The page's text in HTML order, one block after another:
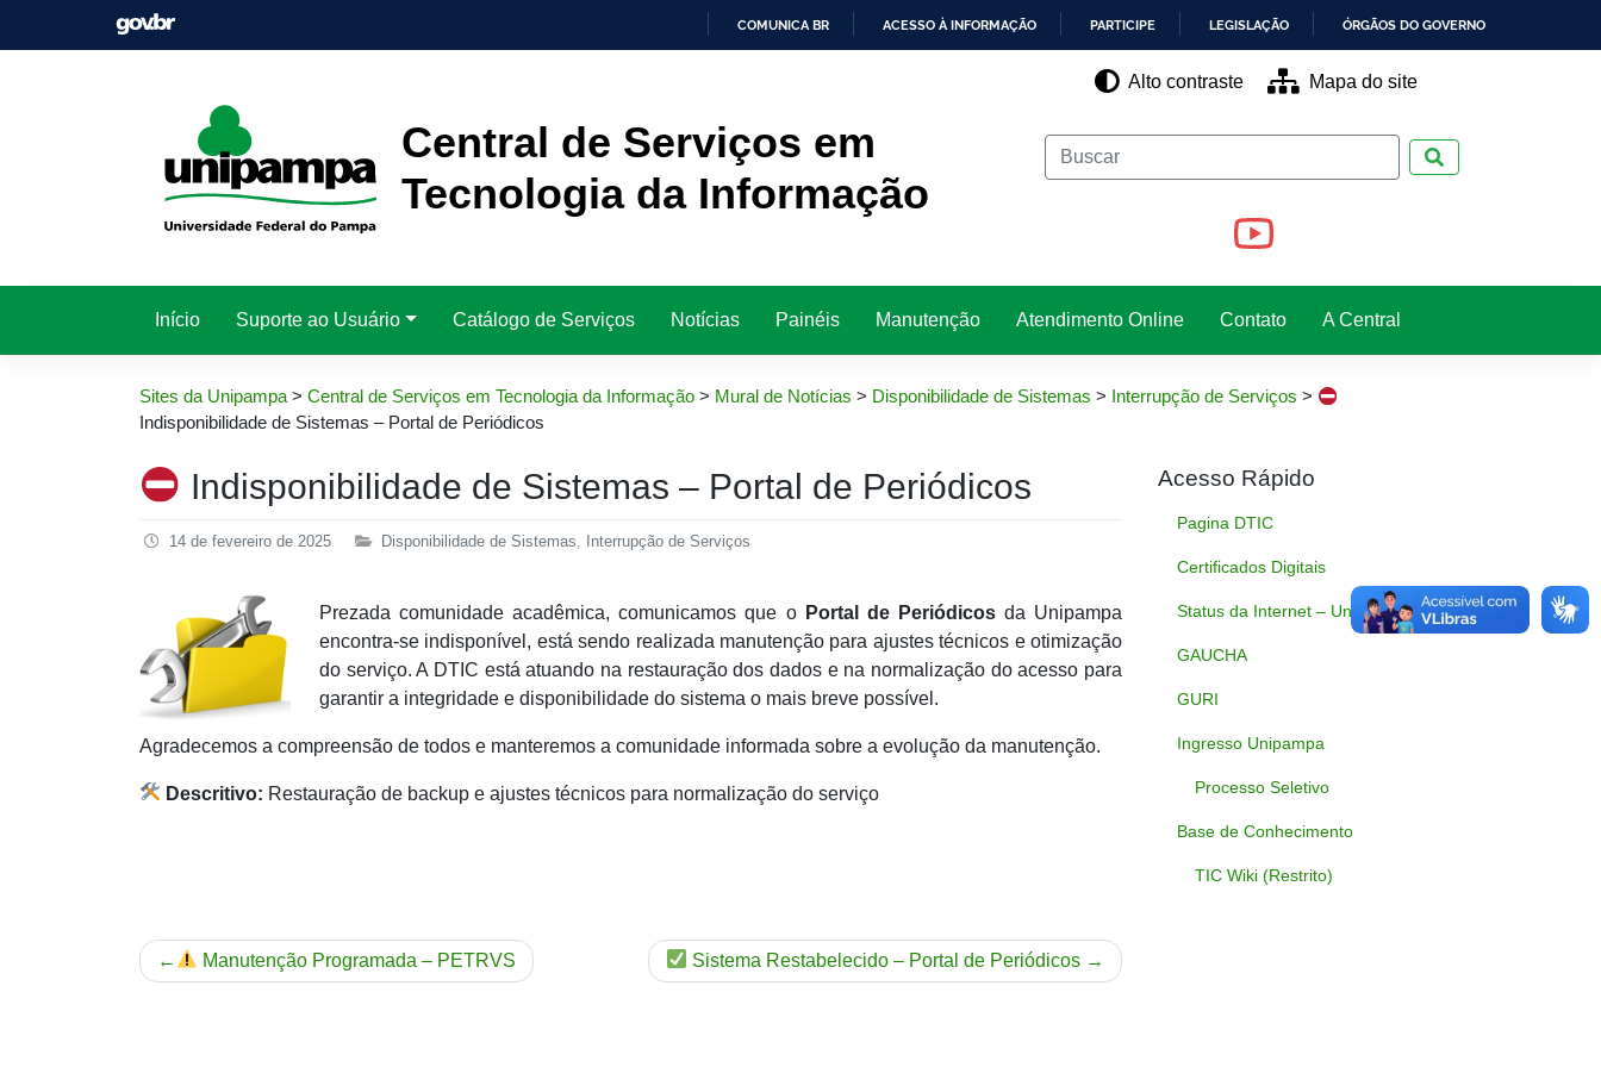
COMUNICA BR ACESSO À INFORMAÇÃO PARTICIPE LEGISLAÇÃO ÓRGÃOS DO GOVERNO
Central de Serviços em
Tecnologia da Informação
Alto contraste Mapa do site
Início Suporte ao Usuário Catálogo de Serviços Notícias Painéis Manutenção Atendimento Online Contato A Central
Sites da Unipampa> Central de Serviços em Tecnologia da Informação > Mural de Notícias > Disponibilidade de Sistemas > Interrupção de Serviços >
Indisponibilidade de Sistemas – Portal de Periódicos
Indisponibilidade de Sistemas – Portal de Periódicos
14 de fevereiro de 2025 Disponibilidade de Sistemas, Interrupção de Serviços
Prezada comunidade acadêmica, comunicamos que o Portal de Periódicosda Unipampa
encontra-se indisponível, está sendo realizada manutenção para ajustes técnicos e otimização
do serviço. A DTIC está atuando na restauração dos dados e na normalização do acesso para
garantir a integridade e disponibilidade do sistema o mais breve possível.
Agradecemos a compreensão de todos e manteremos a comunidade informada sobre a evolução da manutenção.
Descritivo: Restauração de backup e ajustes técnicos para normalização do serviço
Navegação
Manutenção Programada – PETRVS Sistema Restabelecido – Portal de Periódicos
Acesso Rápido
Pagina DTIC
Certificados Digitais
Status da Internet – Unipampa
GAUCHA
GURI
Ingresso Unipampa
Processo Seletivo
Base de Conhecimento
TIC Wiki (Restrito)